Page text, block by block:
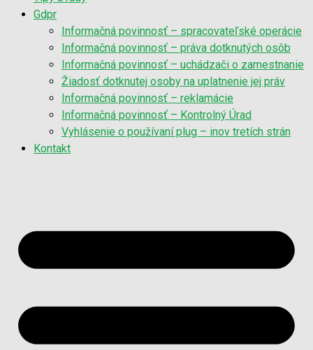
Gdpr
Informačná povinnosť – spracovateľské operácie
Informačná povinnosť – práva dotknutých osôb
Informačná povinnosť – uchádzači o zamestnanie
Žiadosť dotknutej osoby na uplatnenie jej práv
Informačná povinnosť – reklamácie
Informačná povinnosť – Kontrolný Úrad
Vyhlásenie o používaní plug – inov tretích strán
Kontakt